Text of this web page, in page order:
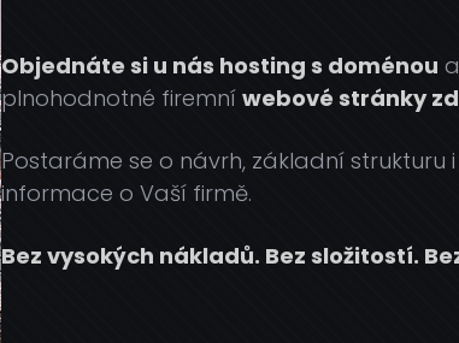
Objednáte si u nás hosting s doménou
plnohodnotné firemní webové stránky
Postaráme se o návrh, základní strukturu
informace o Vaší firmě.
Bez vysokých nákladů. Bez složitostí.